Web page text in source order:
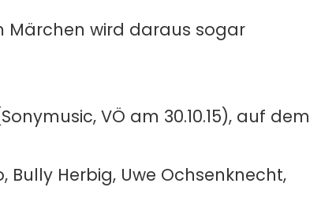
Märchen wird daraus sogar
VÖ am 30.10.15), auf dem
Bully Herbig, Uwe Ochsenknecht,